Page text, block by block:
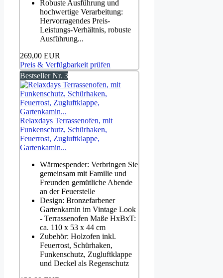
Robuste Ausführung und
hochwertige Verarbeitung:
Hervorragendes Preis-
Leistungs-Verhältnis, robuste
Ausführung...
269,00 EUR
Preis & Verfügbarkeit prüfen
Bestseller Nr. 3
Relaxdays Terrassenofen, mit
Funkenschutz, Schürhaken,
Feuerrost, Zugluftklappe,
Gartenkamin...
Wärmespender: Verbringen Sie
gemeinsam mit Familie und
Freunden gemütliche Abende
an der Feuerstelle
Design: Bronzefarbener
Gartenkamin im Vintage Look
- Terrassenofen Maße HxBxT:
ca. 110 x 53 x 44 cm
Zubehör: Holzofen inkl.
Feuerrost, Schürhaken,
Funkenschutz, Zugluftklappe
und Deckel als Regenschutz